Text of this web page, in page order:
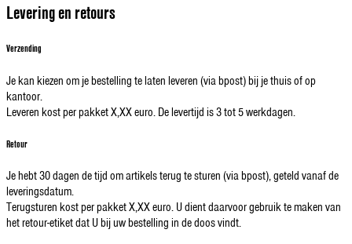
Levering en retours
Verzending
Je kan kiezen om je bestelling te laten leveren (via bpost) bij je thuis of op
kantoor.
Leveren kost per pakket X,XX euro. De levertijd is 3 tot 5 werkdagen.
Retour
Je hebt 30 dagen de tijd om artikels terug te sturen (via bpost), geteld vanaf de
leveringsdatum.
Terugsturen kost per pakket X,XX euro. U dient daarvoor gebruik te maken van
het retour-etiket dat U bij uw bestelling in de doos vindt.